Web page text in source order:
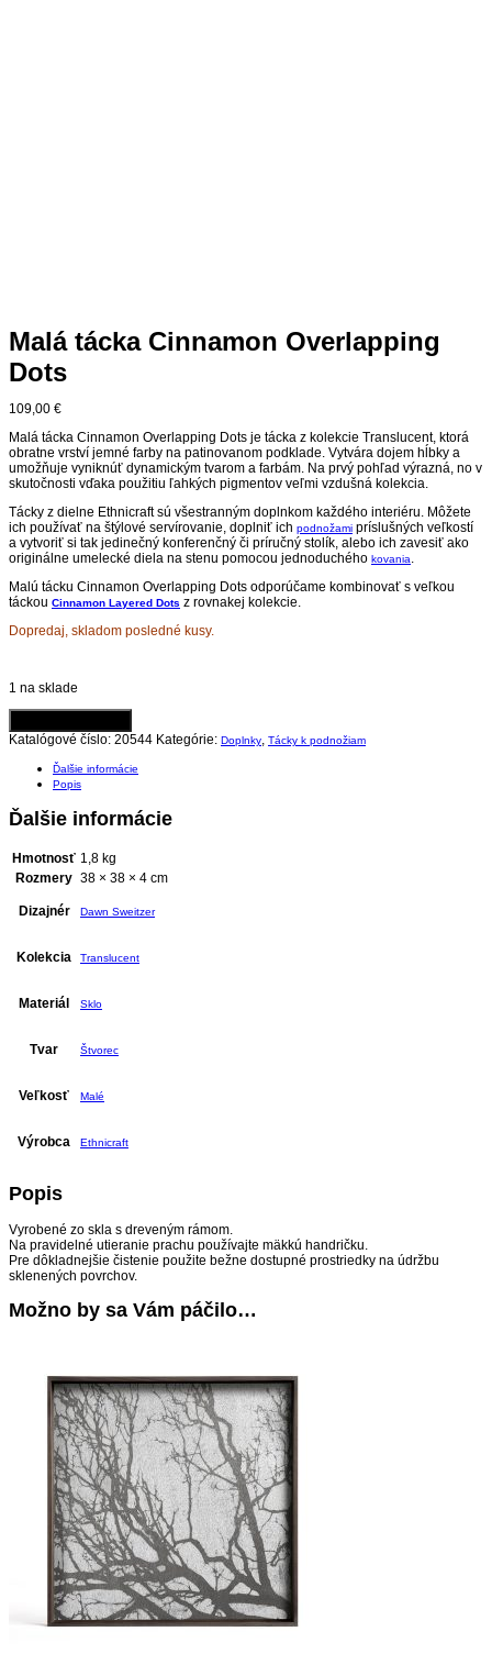
Malá tácka Cinnamon Overlapping
Dots
109,00 €
Malá tácka Cinnamon Overlapping Dots je tácka z kolekcie Translucent, ktorá
obratne vrství jemné farby na patinovanom podklade. Vytvára dojem hĺbky a
umožňuje vyniknúť dynamickým tvarom a farbám. Na prvý pohľad výrazná, no v
skutočnosti vďaka použitiu ľahkých pigmentov veľmi vzdušná kolekcia.
Tácky z dielne Ethnicraft sú všestranným doplnkom každého interiéru. Môžete
ich používať na štýlové servírovanie, doplniť ich podnožami príslušných veľkostí
a vytvoriť si tak jedinečný konferenčný či príručný stolík, alebo ich zavesiť ako
originálne umelecké diela na stenu pomocou jednoduchého kovania
Malú tácku Cinnamon Overlapping Dots odporúčame kombinovať s veľkou
táckou Cinnamon Layered Dots z rovnakej kolekcie.
Dopredaj, skladom posledné kusy.
1 na sklade
Katalógové číslo: 20544 Kategórie: Doplnky Tácky k podnožiam
Ďalšie informácie
Popis
Ďalšie informácie
Hmotnosť 1,8 kg
Rozmery 38 × 38 × 4 cm
Dizajnér Dawn Sweitzer
Kolekcia Translucent
Materiál Sklo
Tvar Štvorec
Veľkosť Malé
Výrobca Ethnicraft
Popis
Vyrobené zo skla s dreveným rámom.
Na pravidelné utieranie prachu používajte mäkkú handričku.
Pre dôkladnejšie čistenie použite bežne dostupné prostriedky na údržbu
sklenených povrchov.
Možno by sa Vám páčilo…